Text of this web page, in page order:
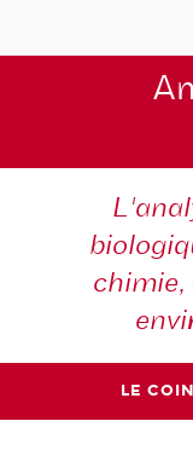
envi
LE